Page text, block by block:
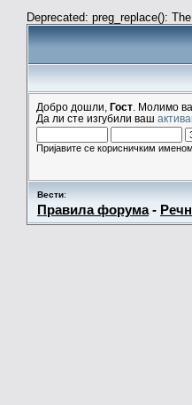
Deprecated: preg_replace():
Добро дошли, Гост . Молимо
Да ли сте изгубили ваш
Пријавите се корисничким
Вести:
Правила форума-